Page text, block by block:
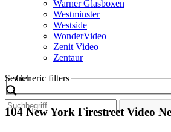
Warner Glasboxen
Westminster
Westside
WonderVideo
Zenit Video
Zentaur
Search
Generic filters
104 New York Firestreet Video